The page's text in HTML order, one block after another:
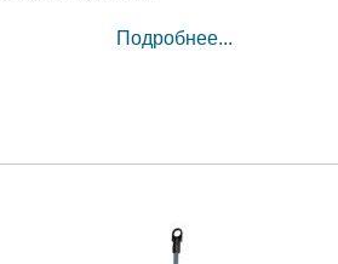
Подробнее...